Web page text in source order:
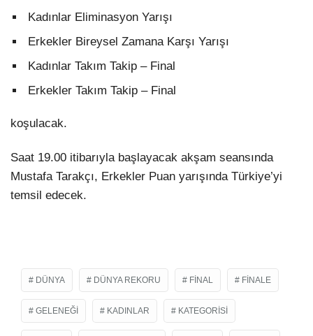
Kadınlar Eliminasyon Yarışı
Erkekler Bireysel Zamana Karşı Yarışı
Kadınlar Takım Takip – Final
Erkekler Takım Takip – Final
koşulacak.
Saat 19.00 itibarıyla başlayacak akşam seansında
Mustafa Tarakçı, Erkekler Puan yarışında Türkiye’yi
temsil edecek.
DÜNYA DÜNYA REKORU FINAL FINALE
GELENEĞI KADINLAR KATEGORISI